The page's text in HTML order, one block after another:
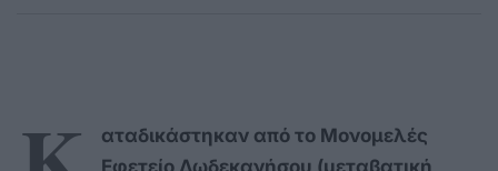
αταδικάστηκαν από το Μονομελές
Εφετείο Δωδεκανήσου (μεταβατική